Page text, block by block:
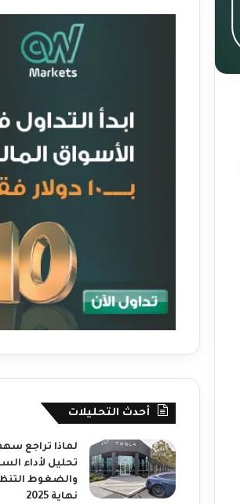
أحدث التحليلات
لماذا تراجع
تحليل لأداء
والضغوط
نهاية 2025